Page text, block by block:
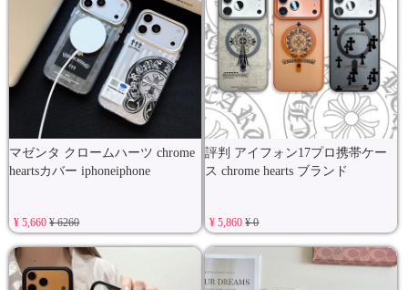
マゼンタ クロームハーツ chrome
heartsカバー iphoneiphone
¥ 5,660¥ 6260
評判 アイフォン17プロ携帯ケー
ス chrome hearts ブランド
¥ 5,860¥ 0